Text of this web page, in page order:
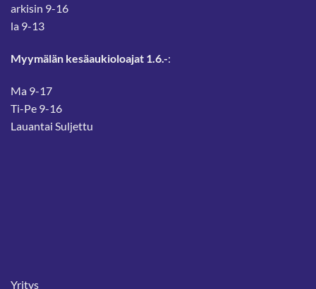
arkisin 9-16
la 9-13
Myymälän kesäaukioloajat 1.6.-:
Ma 9-17
Ti-Pe 9-16
Lauantai Suljettu
Yritys